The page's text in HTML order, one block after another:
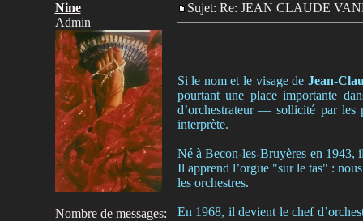
Nine
Admin
Nombre de messages:
Sujet: Re: JEAN CLAUDE
Si le nom et le visage deJean-
pourtant une place importante
d’orchestrateur — sollicité par les
interprète.
Né à Becon-les-Bruyères en 1943,
Il apprend l’orgue "sur le tas" :
les orchestres.
En 1968, il devient le chef